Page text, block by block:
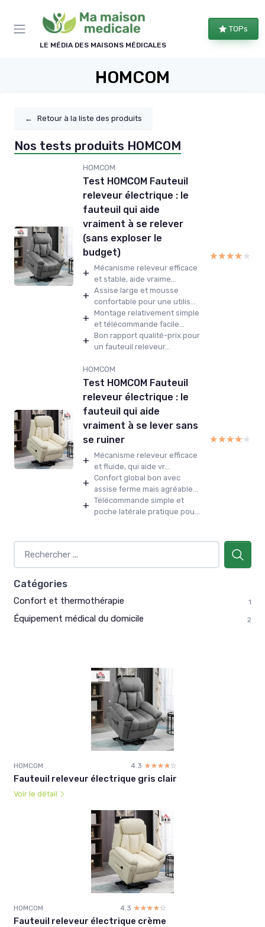
LE MÉDIA DES MAISONS MÉDICALES
TOPs
HOMCOM
← Retour à la liste des produits
Nos tests produits HOMCOM
HOMCOM
Test HOMCOM Fauteuil
releveur électrique : le
fauteuil qui aide
vraiment à se relever
(sans exploser le
budget)
+ Mécanisme releveur efficace
et stable, aide vraime...
+ Assise large et mousse
confortable pour une utilis...
+ Montage relativement simple
et télécommande facile...
+ Bon rapport qualité-prix pour
un fauteuil releveur...
★★★★★
★★★★★
HOMCOM
Test HOMCOM Fauteuil
releveur électrique : le
fauteuil qui aide
vraiment à se lever sans
se ruiner
+ Mécanisme releveur efficace
et fluide, qui aide vr...
+ Confort global bon avec
assise ferme mais agréable...
+ Télécommande simple et
poche latérale pratique pou...
★★★★★
★★★★★
Catégories
Confort et thermothérapie 1
Équipement médical du domicile 2
HOMCOM 4.3 ☆☆☆☆☆
★★★★★
Fauteuil releveur électrique gris clair
Voir le détail
HOMCOM 4.3 ☆☆☆☆☆
★★★★★
Fauteuil releveur électrique crème